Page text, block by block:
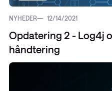
NYHEDER 12/14/2021
Opdatering 2 - Log4j
håndtering